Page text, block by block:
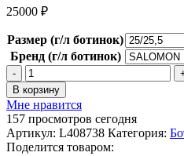
25000 ₽
Размер (г/л ботинок)
Бренд (г/л ботинок)
Количество
товара
Горнолыжные
ботинки
SALOMON
S/PRO
В корзину
Мне нравится
157 просмотров сегодня
Артикул: L408738 Категория:
Поделится товаром: